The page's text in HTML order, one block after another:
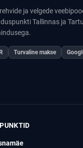
ja velgede
Tallinnas ja
Turvaline makse